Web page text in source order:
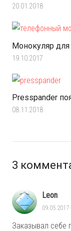
20.01.2018
Монокуляр для
19.10.2017
Presspander
08.11.2018
3
Leon
09.05.2017
Заказывал себе